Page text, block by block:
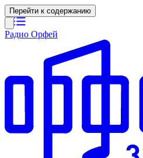
Перейти к содержанию
Радио Орфей